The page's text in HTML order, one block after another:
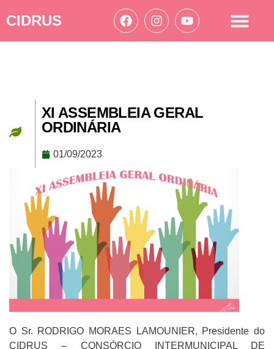
CIDRUS
XI ASSEMBLEIA GERAL
ORDINÁRIA
01/09/2023
O Sr. RODRIGO MORAES LAMOUNIER, Presidente do
CIDRUS – CONSÓRCIO INTERMUNICIPAL DE